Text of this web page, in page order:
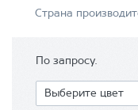
Страна
По запросу.
Показать
Выберите цвет